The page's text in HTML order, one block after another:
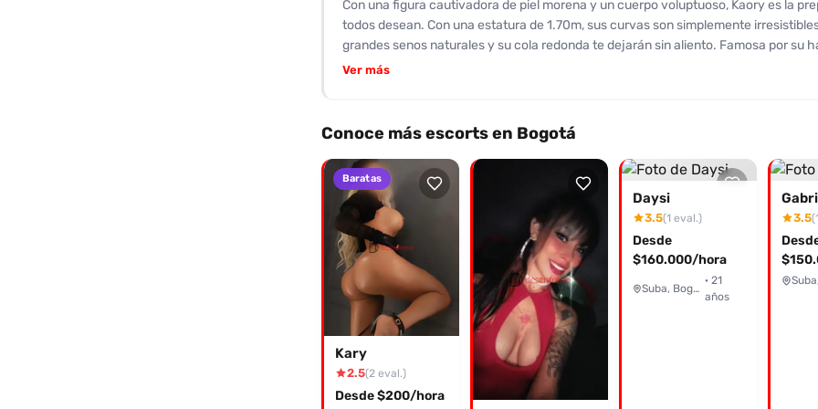
Con una figura cautivadora de piel morena y un cuerpo voluptuoso, Kaory es la
todos desean. Con una estatura de 1.70m, sus curvas son simplemente
grandes senos naturales y su cola redonda te dejarán sin aliento. Famosa por su
el arte del placer, Kaory ofrece un servicio excepcional que incluye sexo anal y oral
mejor chupada de la vida" son solo algunas de las impresiones que han dejado los
tenido la fortuna de disfrutar de su compañía. Asegúrate de contactarla para una
inolvidable. No lo pienses más, Kaory está lista para hacerte vivir momentos
ahora!
Ver más
Conoce más escorts en Bogotá
Baratas
Kary
2.5(2 eval.)
Desde $200/hora
Daysi
3.5(1 eval.)
Desde
$160.000/hora
Suba, Bogotá
· 21
años
3.5